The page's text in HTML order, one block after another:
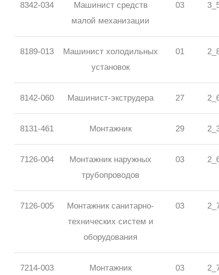
8342-034
Машинист средств
малой механизации
03
8189-013
Машинист холодильных
установок
01
8142-060 Машинист-экструдера 27
8131-461 Монтажник 29
7126-004
Монтажник наружных
трубопроводов
03
7126-005
Монтажник санитарно-
технических систем и
оборудования
03
7214-003 Монтажник 03